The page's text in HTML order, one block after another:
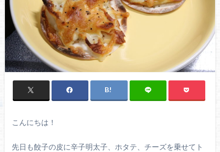
こんにちは！
先日も餃子の皮に辛子明太子、ホタテ、チーズを乗せてト